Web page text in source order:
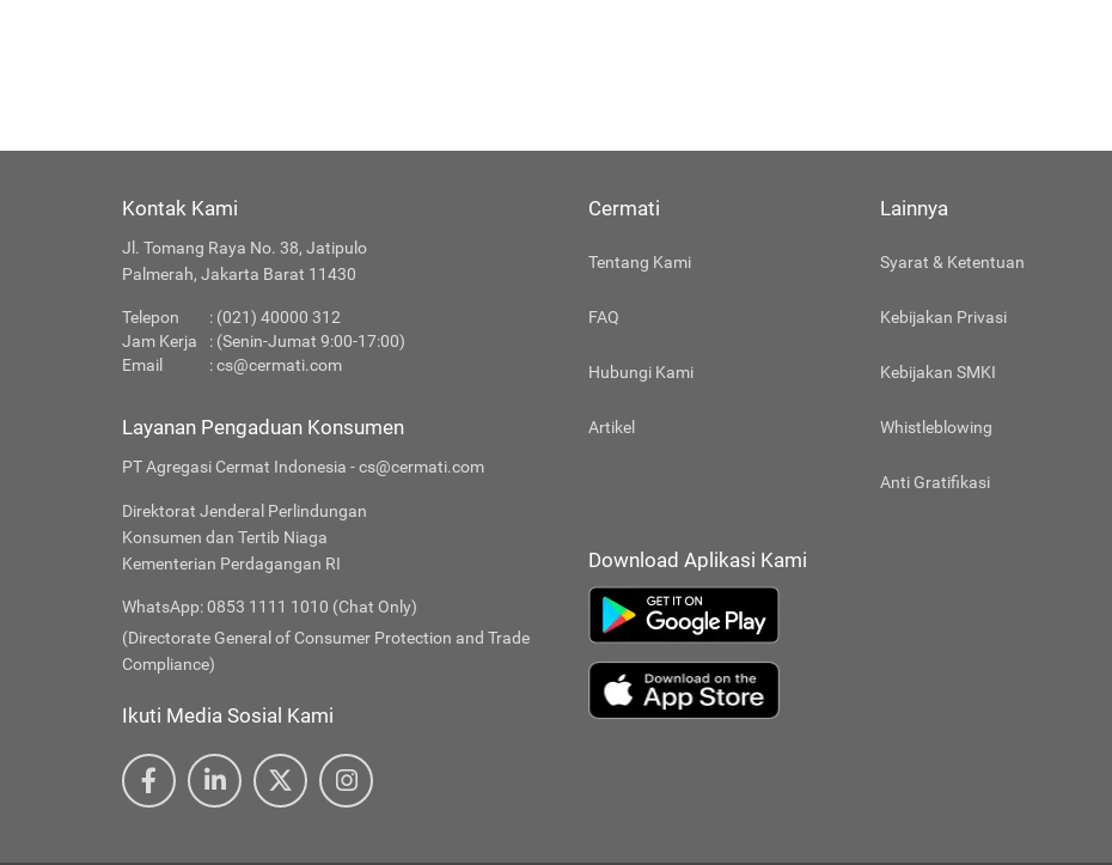
Kontak Kami
Jl. Tomang Raya No. 38, Jatipulo
Palmerah, Jakarta Barat 11430
Telepon
: (021) 40000 312
Jam Kerja
: (Senin-Jumat 9:00-17:00)
Email
:cs@cermati.com
Layanan Pengaduan Konsumen
PT Agregasi Cermat Indonesia - cs@cermati.com
Direktorat Jenderal Perlindungan
Konsumen dan Tertib Niaga
Kementerian Perdagangan RI
WhatsApp: 0853 1111 1010 (Chat Only)
(Directorate General of Consumer Protection and Trade
Compliance)
Ikuti Media Sosial Kami
Cermati
Tentang Kami
FAQ
Hubungi Kami
Artikel
Lainnya
Syarat & Ketentuan
Kebijakan Privasi
Kebijakan SMKI
Whistleblowing
Anti Gratifikasi
Download Aplikasi Kami